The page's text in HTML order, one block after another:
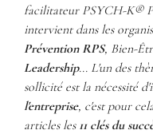
facilitateur PSYCH-K®
intervient dans les
Prévention RPS, Bien-
Leadership... L'un des
sollicité est la nécessité
l'entreprise, c'est pour
articles les 11 clés du